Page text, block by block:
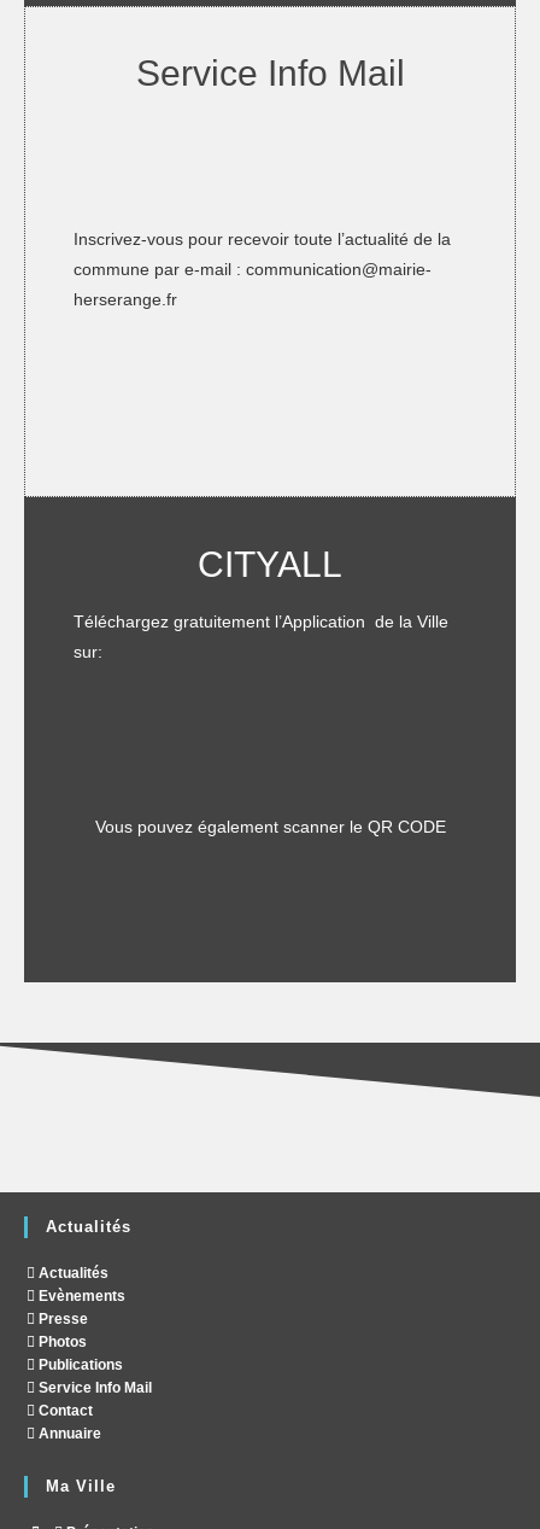
Service Info Mail
Inscrivez-vous pour recevoir toute l’actualité de la
commune par e-mail : communication@mairie-
herserange.fr
CITYALL
Téléchargez gratuitement l’Application de la Ville
sur:
Vous pouvez également scanner le QR CODE
Actualités
Actualités
Evènements
Presse
Photos
Publications
Service Info Mail
Contact
Annuaire
Ma Ville